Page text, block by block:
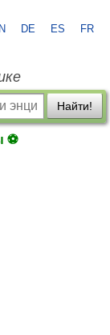
DE ES FR
Найти!
⚽